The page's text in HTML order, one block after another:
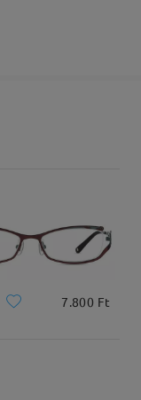
Arcszélesség:
7.800 Ft